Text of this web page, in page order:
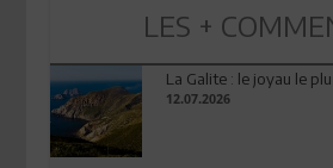
LES +
La Galite : le joyau le
12.07.2026